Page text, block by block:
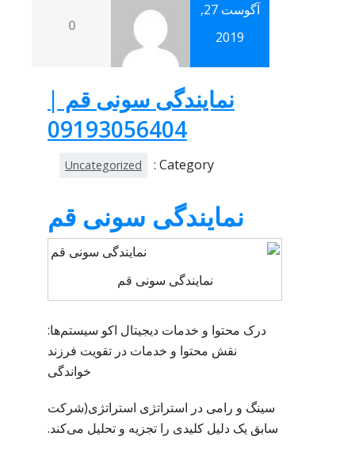
آگوست 27,
2019
0
نمایندگی سونی قم |
09193056404
Category :
Uncategorized
نمایندگی سونی قم
نمایندگی سونی قم
درک محتوا و خدمات دیجیتال اکو سیستم‌ها:
نقش محتوا و خدمات در تقویت فرزند
خواندگی
سینگ و رامی در استراتژی استراتژی(شرکت
سابق یک دلیل کلیدی را تجزیه و تحلیل می‌کند.